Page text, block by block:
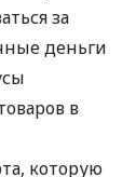
за
деньги
в
которую